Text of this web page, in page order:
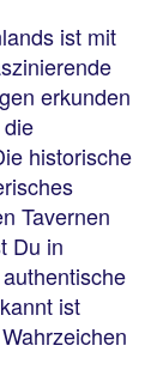
ist mit
erkunden
historische
Tavernen
Du in
ist